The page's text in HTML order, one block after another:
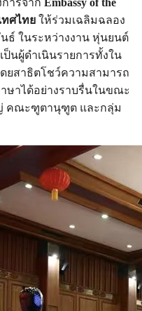
ารจาก Embassy of the
ทศไทย ให้ร่วมเฉลิมฉลอง
ธ์ ในระหว่างงาน หุ่นยนต์
นผู้ดำเนินรายการทั้งใน
ยสาธิตโชว์ความสามารถ
ษาได้อย่างราบรื่นในขณะ
คณะฑูตานุฑูต และกลุ่ม